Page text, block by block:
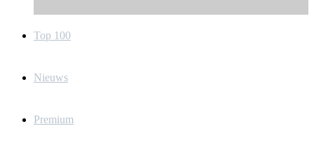
Top 100
Nieuws
Premium